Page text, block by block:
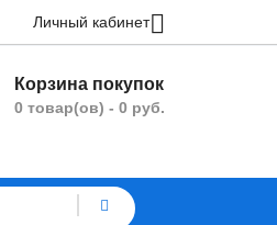
Личный кабинет
Корзина покупок
0 товар(ов) - 0 руб.